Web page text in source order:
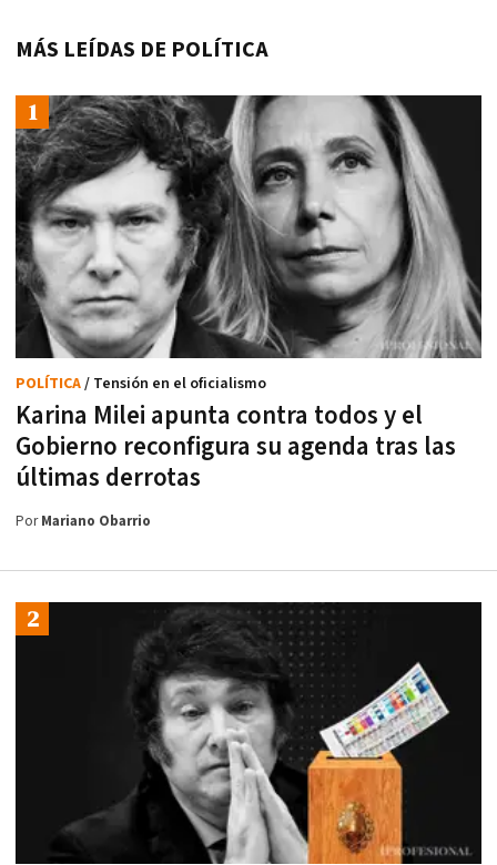
MÁS LEÍDAS DE POLÍTICA
Karina Milei apunta contra todos y el
Gobierno reconfigura su agenda tras las
últimas derrotas
POLÍTICA/ Tensión en el oficialismo
PorMariano Obarrio